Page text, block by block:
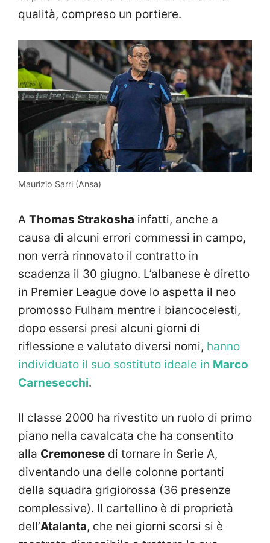
qualità, compreso un portiere.
Maurizio Sarri (Ansa)
A Thomas Strakosha infatti, anche a
causa di alcuni errori commessi in campo,
non verrà rinnovato il contratto in
scadenza il 30 giugno. L’albanese è diretto
in Premier League dove lo aspetta il neo
promosso Fulham mentre i biancocelesti,
dopo essersi presi alcuni giorni di
riflessione e valutato diversi nomi, hanno
individuato il suo sostituto ideale in Marco
Carnesecchi.
Il classe 2000 ha rivestito un ruolo di primo
piano nella cavalcata che ha consentito
alla Cremonese di tornare in Serie A,
diventando una delle colonne portanti
della squadra grigiorossa (36 presenze
complessive). Il cartellino è di proprietà
dell’Atalanta, che nei giorni scorsi si è